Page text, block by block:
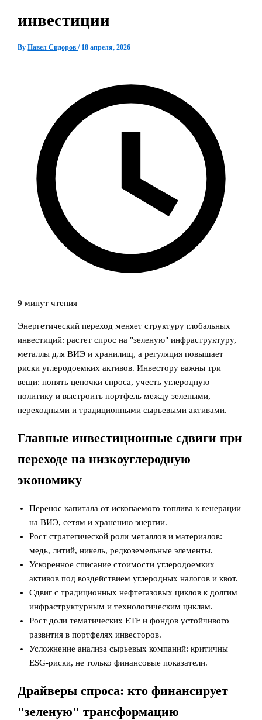
инвестиции
ByПавел Сидоров/ 18 апреля, 2026
9 минут чтения
Энергетический переход меняет структуру глобальных
инвестиций: растет спрос на "зеленую" инфраструктуру,
металлы для ВИЭ и хранилищ, а регуляция повышает
риски углеродоемких активов. Инвестору важны три
вещи: понять цепочки спроса, учесть углеродную
политику и выстроить портфель между зелеными,
переходными и традиционными сырьевыми активами.
Главные инвестиционные сдвиги при
переходе на низкоуглеродную
экономику
Перенос капитала от ископаемого топлива к генерации
на ВИЭ, сетям и хранению энергии.
Рост стратегической роли металлов и материалов:
медь, литий, никель, редкоземельные элементы.
Ускоренное списание стоимости углеродоемких
активов под воздействием углеродных налогов и квот.
Сдвиг с традиционных нефтегазовых циклов к долгим
инфраструктурным и технологическим циклам.
Рост доли тематических ETF и фондов устойчивого
развития в портфелях инвесторов.
Усложнение анализа сырьевых компаний: критичны
ESG‑риски, не только финансовые показатели.
Драйверы спроса: кто финансирует
"зеленую" трансформацию